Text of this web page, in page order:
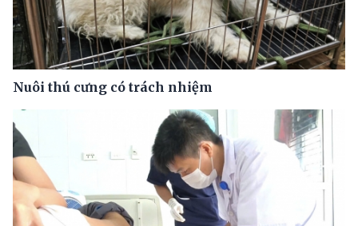
Nuôi thú cưng có trách nhiệm